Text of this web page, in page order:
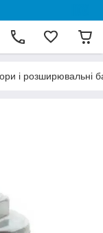
і розширювальні